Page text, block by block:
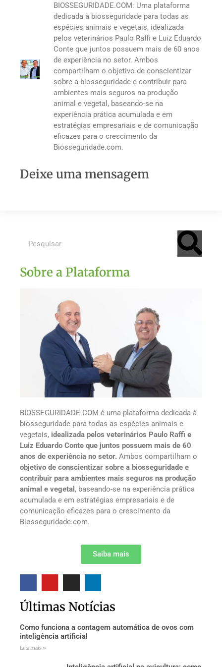
BIOSSEGURIDADE.COM: Uma plataforma
dedicada à biosseguridade para todas as
espécies animais e vegetais, idealizada
pelos veterinários Paulo Raffi e Luiz Eduardo
Conte que juntos possuem mais de 60 anos
de experiência no setor. Ambos
compartilham o objetivo de conscientizar
sobre a biosseguridade e contribuir para
ambientes mais seguros na produção
animal e vegetal, baseando-se na
experiência prática acumulada e em
estratégias empresariais e de comunicação
eficazes para o crescimento da
Biosseguridade.com.
Deixe uma mensagem
Sobre a Plataforma
BIOSSEGURIDADE.COM é uma plataforma dedicada à
biosseguridade para todas as espécies animais e
vegetais, idealizada pelos veterinários Paulo Raffi e
Luiz Eduardo Conte que juntos possuem mais de 60
anos de experiência no setor. Ambos compartilham o
objetivo de conscientizar sobre a biosseguridade e
contribuir para ambientes mais seguros na produção
animal e vegetal , baseando-se na experiência prática
acumulada e em estratégias empresariais e de
comunicação eficazes para o crescimento da
Biosseguridade.com.
Saiba mais
Últimas Notícias
Como funciona a contagem automática de ovos com
inteligência artificial
Leia mais »